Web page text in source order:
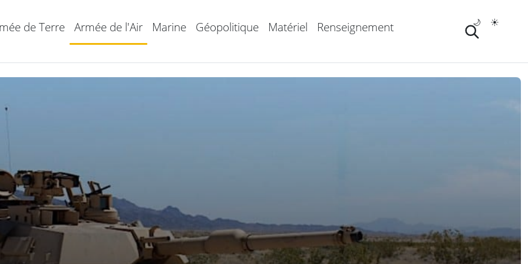
de Terre Armée de l'Air Marine Géopolitique Matériel Renseignement ☀️
🌙